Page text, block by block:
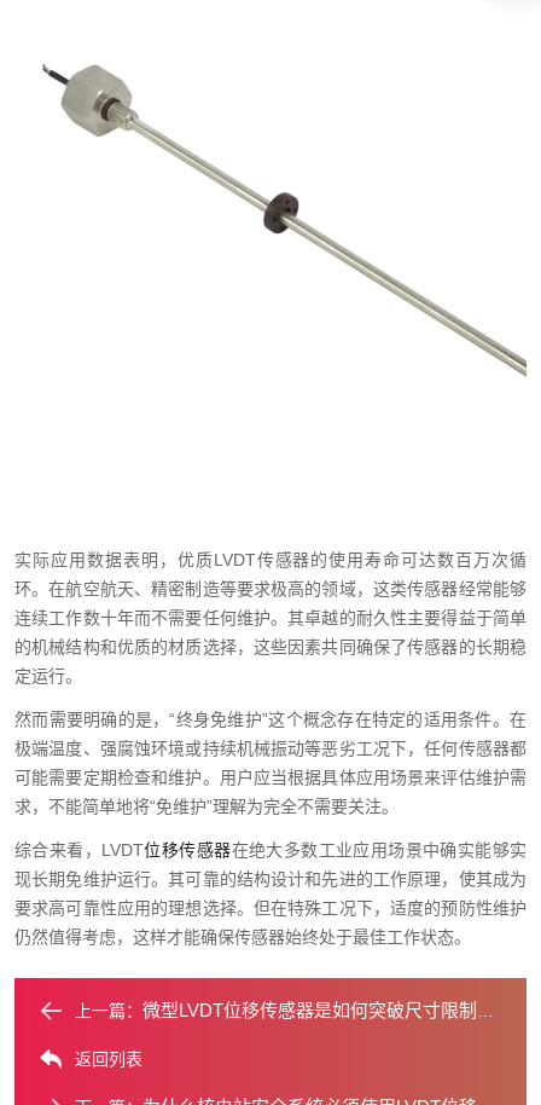
实际应用数据表明，优质LVDT传感器的使用寿命可达数百万次循
环。在航空航天、精密制造等要求极高的领域，这类传感器经常能够
连续工作数十年而不需要任何维护。其卓越的耐久性主要得益于简单
的机械结构和优质的材质选择，这些因素共同确保了传感器的长期稳
定运行。
然而需要明确的是，“终身免维护”这个概念存在特定的适用条件。在
极端温度、强腐蚀环境或持续机械振动等恶劣工况下，任何传感器都
可能需要定期检查和维护。用户应当根据具体应用场景来评估维护需
求，不能简单地将“免维护”理解为完全不需要关注。
综合来看，LVDT位移传感器在绝大多数工业应用场景中确实能够实
现长期免维护运行。其可靠的结构设计和先进的工作原理，使其成为
要求高可靠性应用的理想选择。但在特殊工况下，适度的预防性维护
仍然值得考虑，这样才能确保传感器始终处于最佳工作状态。
上一篇： 微型LVDT位移传感器是如何突破尺寸限制的？
返回列表